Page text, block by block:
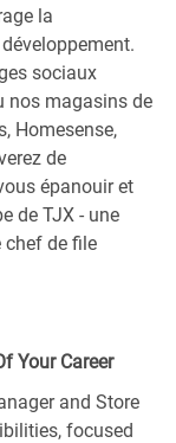
la
sociaux
nos magasins de
Homesense,
de
épanouir et
de TJX - une
chef de file
Your Career
and Store
focused